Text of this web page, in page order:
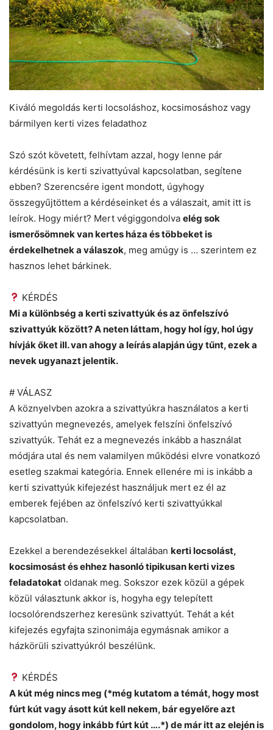
Kiváló megoldás kerti locsoláshoz, kocsimosáshoz vagy
bármilyen kerti vizes feladathoz
Szó szót követett, felhívtam azzal, hogy lenne pár
kérdésünk is kerti szivattyúval kapcsolatban, segítene
ebben? Szerencsére igent mondott, úgyhogy
összegyűjtöttem a kérdéseinket és a válaszait, amit itt is
leírok. Hogy miért? Mert végiggondolva elég sok
ismerősömnek van kertes háza és többeket is
érdekelhetnek a válaszok, meg amúgy is … szerintem ez
hasznos lehet bárkinek.
KÉRDÉS
Mi a különbség a kerti szivattyúk és az önfelszívó
szivattyúk között? A neten láttam, hogy hol így, hol úgy
hívják őket ill. van ahogy a leírás alapján úgy tűnt, ezek a
nevek ugyanazt jelentik.
# VÁLASZ
A köznyelvben azokra a szivattyúkra használatos a kerti
szivattyún megnevezés, amelyek felszíni önfelszívó
szivattyúk. Tehát ez a megnevezés inkább a használat
módjára utal és nem valamilyen működési elvre vonatkozó
esetleg szakmai kategória. Ennek ellenére mi is inkább a
kerti szivattyúk kifejezést használjuk mert ez él az
emberek fejében az önfelszívó kerti szivattyúkkal
kapcsolatban.
Ezekkel a berendezésekkel általában kerti locsolást,
kocsimosást és ehhez hasonló tipikusan kerti vizes
feladatokat oldanak meg. Sokszor ezek közül a gépek
közül választunk akkor is, hogyha egy telepített
locsolórendszerhez keresünk szivattyút. Tehát a két
kifejezés egyfajta szinonimája egymásnak amikor a
házkörüli szivattyúkról beszélünk.
KÉRDÉS
A kút még nincs meg (*még kutatom a témát, hogy most
fúrt kút vagy ásott kút kell nekem, bár egyelőre azt
gondolom, hogy inkább fúrt kút ….*) de már itt az elején is